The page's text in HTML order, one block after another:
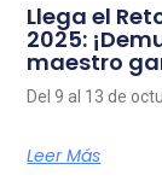
Llega el
2025:
maestro
Del 9 al 13 de
Leer Más